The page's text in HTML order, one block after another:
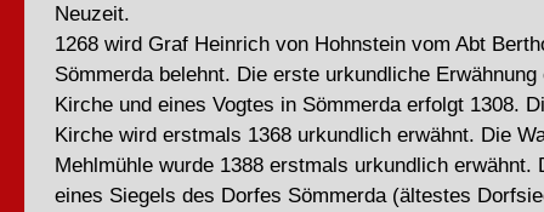
Neuzeit.
1268 wird Graf Heinrich von Hohnstein vom Abt
Sömmerda belehnt. Die erste urkundliche
Kirche und eines Vogtes in Sömmerda erfolgt 1308.
Kirche wird erstmals 1368 urkundlich erwähnt. Die
Mehlmühle wurde 1388 erstmals urkundlich erwähnt.
eines Siegels des Dorfes Sömmerda (ältestes